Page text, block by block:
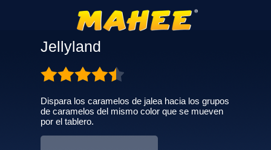
Jellyland
Dispara los caramelos de jalea hacia los grupos
de caramelos del mismo color que se mueven
por el tablero.